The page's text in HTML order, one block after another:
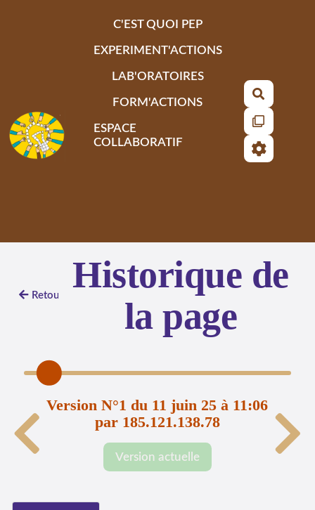
C'EST QUOI PEP
EXPERIMENT'ACTIONS
LAB'ORATOIRES
FORM'ACTIONS
ESPACE
COLLABORATIF
Retour
Historique de
la page
Version N°1 du 11 juin 25 à 11:06
par 185.121.138.78
Version actuelle